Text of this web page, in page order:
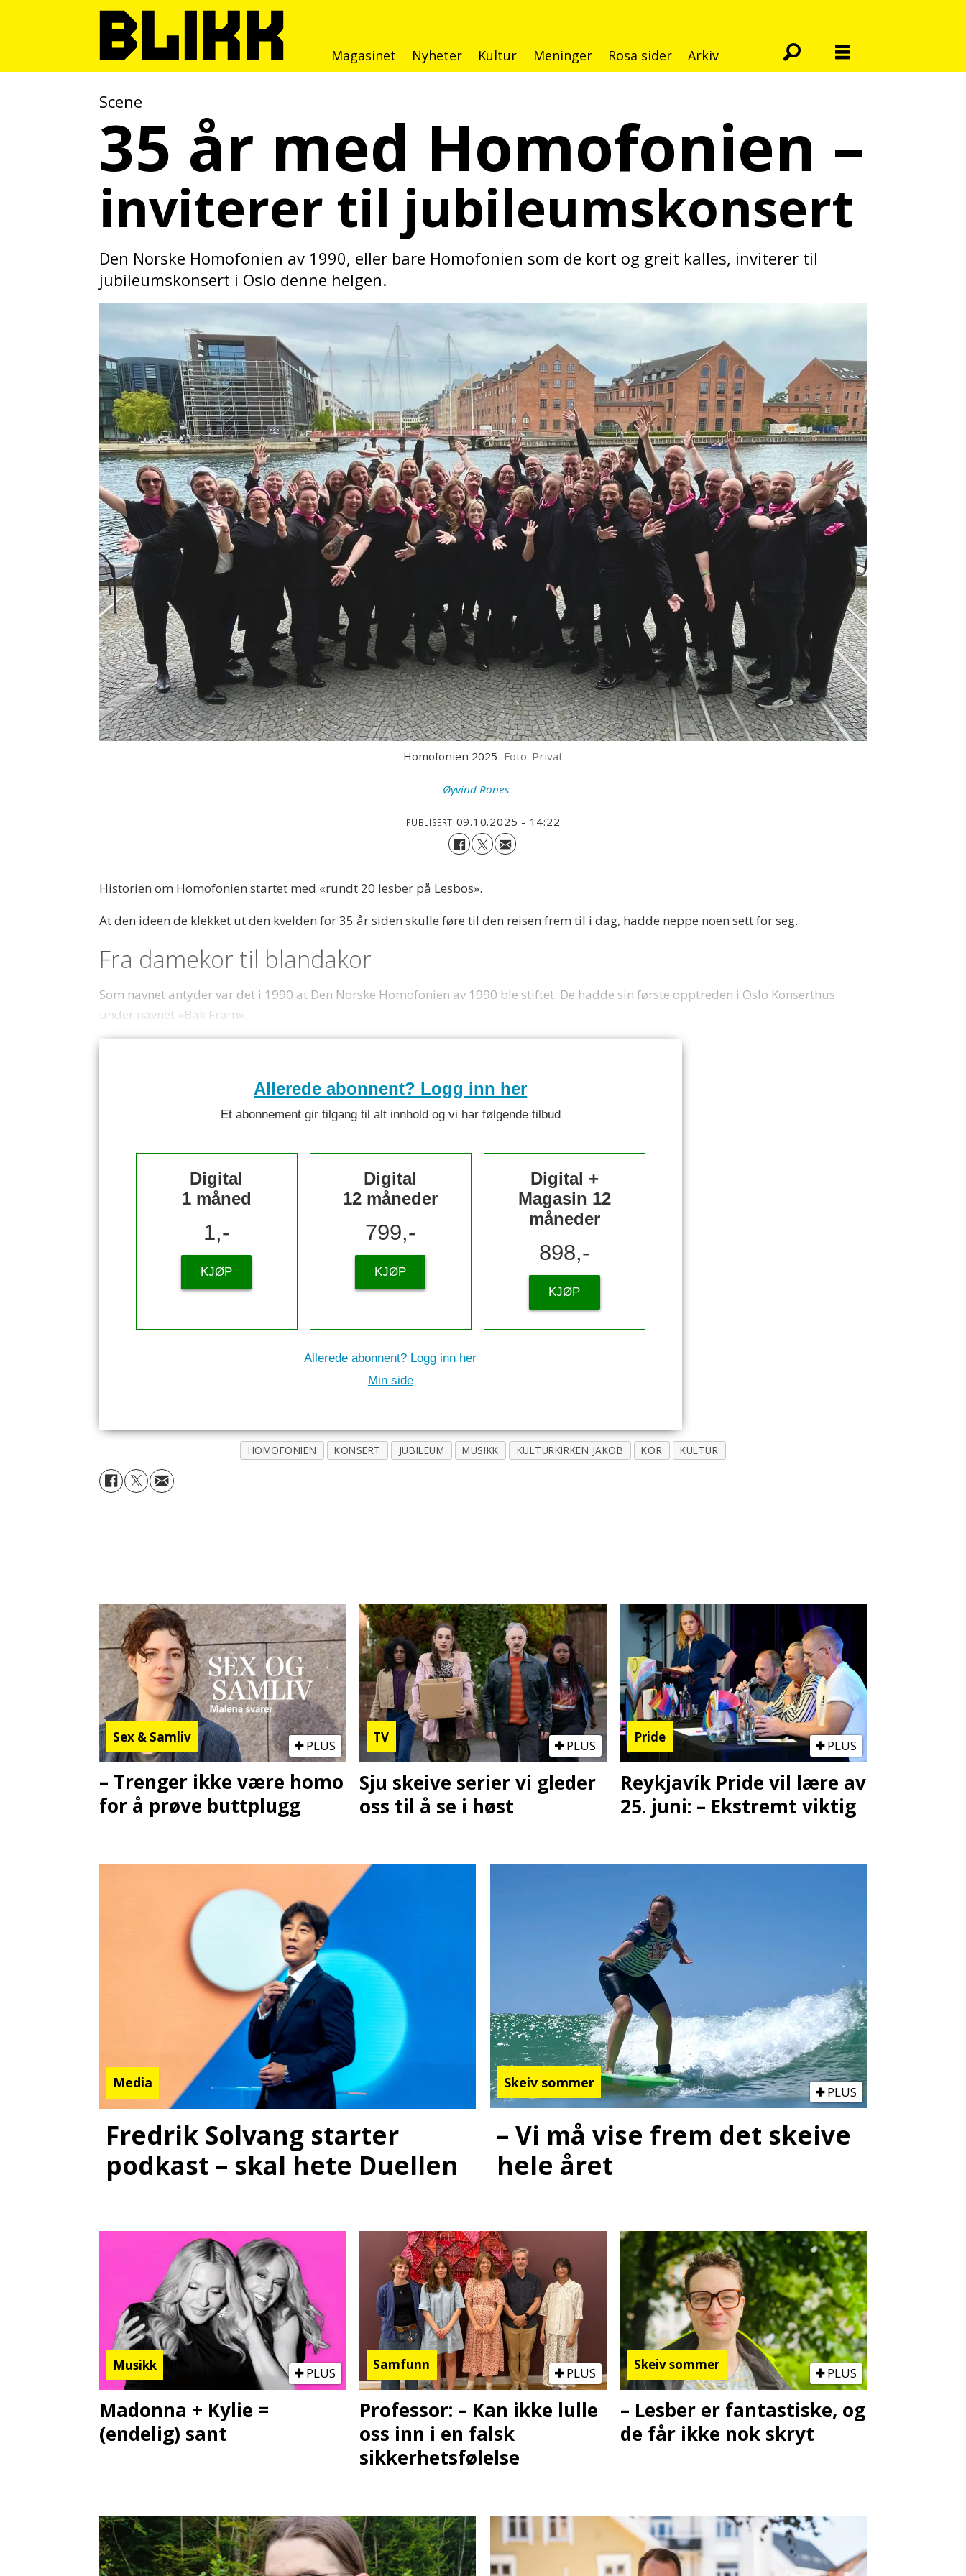
Magasinet Nyheter Kultur Meninger Rosa sider Arkiv
Scene
35 år med Homofonien –
inviterer til jubileumskonsert
Den Norske Homofonien av 1990, eller bare Homofonien som de kort og greit kalles, inviterer til
jubileumskonsert i Oslo denne helgen.
Homofonien 2025 Foto: Privat
Øyvind Rones
PUBLISERT 09.10.2025 - 14:22
Historien om Homofonien startet med «rundt 20 lesber på Lesbos».
At den ideen de klekket ut den kvelden for 35 år siden skulle føre til den reisen frem til i dag, hadde neppe noen sett for seg.
Fra damekor til blandakor
Som navnet antyder var det i 1990 at Den Norske Homofonien av 1990 ble stiftet. De hadde sin første opptreden i Oslo Konserthus
under navnet «Bak Fram».
Allerede abonnent? Logg inn her
Et abonnement gir tilgang til alt innhold og vi har følgende tilbud
Digital
1 måned
1,-
KJØP
Digital
12 måneder
799,-
KJØP
Digital +
Magasin 12
måneder
898,-
KJØP
Allerede abonnent? Logg inn her
Min side
HOMOFONIEN KONSERT JUBILEUM MUSIKK KULTURKIRKEN JAKOB KOR KULTUR
Sex & Samliv
PLUS
– Trenger ikke være homo
for å prøve buttplugg
TV
PLUS
Sju skeive serier vi gleder
oss til å se i høst
Pride
PLUS
Reykjavík Pride vil lære av
25. juni: – Ekstremt viktig
Media
Fredrik Solvang starter
podkast – skal hete Duellen
Skeiv sommer
PLUS
– Vi må vise frem det skeive
hele året
Musikk
PLUS
Madonna + Kylie =
(endelig) sant
Samfunn
PLUS
Professor: – Kan ikke lulle
oss inn i en falsk
sikkerhetsfølelse
Skeiv sommer
PLUS
– Lesber er fantastiske, og
de får ikke nok skryt